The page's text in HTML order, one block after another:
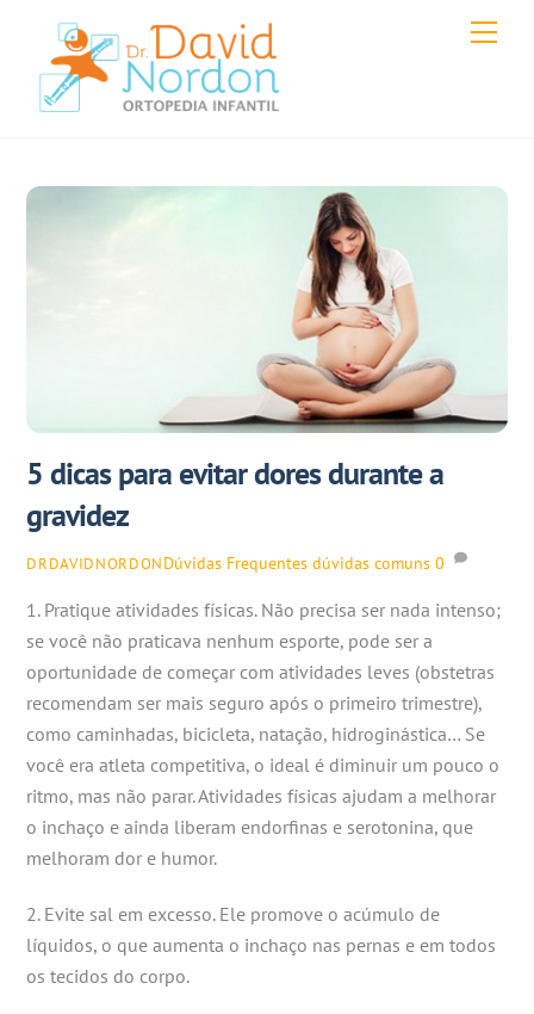
content
5 dicas para evitar dores durante a
gravidez
DRDAVIDNORDONDúvidas Frequentes dúvidas comuns 0
1. Pratique atividades físicas. Não precisa ser nada intenso;
se você não praticava nenhum esporte, pode ser a
oportunidade de começar com atividades leves (obstetras
recomendam ser mais seguro após o primeiro trimestre),
como caminhadas, bicicleta, natação, hidroginástica… Se
você era atleta competitiva, o ideal é diminuir um pouco o
ritmo, mas não parar. Atividades físicas ajudam a melhorar
o inchaço e ainda liberam endorfinas e serotonina, que
melhoram dor e humor.
2. Evite sal em excesso. Ele promove o acúmulo de
líquidos, o que aumenta o inchaço nas pernas e em todos
os tecidos do corpo.